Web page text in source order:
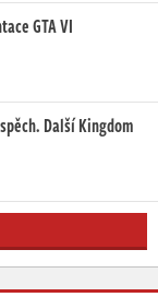
GTA VI
Další Kingdom